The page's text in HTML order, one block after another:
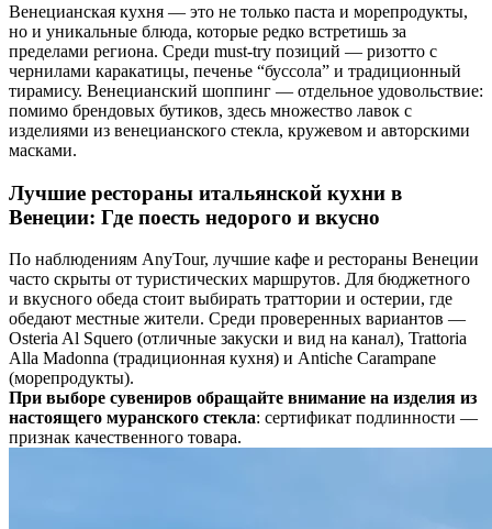
Венецианская кухня — это не только паста и морепродукты,
но и уникальные блюда, которые редко встретишь за
пределами региона. Среди must-try позиций — ризотто с
чернилами каракатицы, печенье “буссола” и традиционный
тирамису. Венецианский шоппинг — отдельное удовольствие:
помимо брендовых бутиков, здесь множество лавок с
изделиями из венецианского стекла, кружевом и авторскими
масками.
Лучшие рестораны итальянской кухни в
Венеции: Где поесть недорого и вкусно
По наблюдениям AnyTour, лучшие кафе и рестораны Венеции
часто скрыты от туристических маршрутов. Для бюджетного
и вкусного обеда стоит выбирать траттории и остерии, где
обедают местные жители. Среди проверенных вариантов —
Osteria Al Squero (отличные закуски и вид на канал), Trattoria
Alla Madonna (традиционная кухня) и Antiche Carampane
(морепродукты).
При выборе сувениров обращайте внимание на изделия из
настоящего муранского стекла: сертификат подлинности —
признак качественного товара.